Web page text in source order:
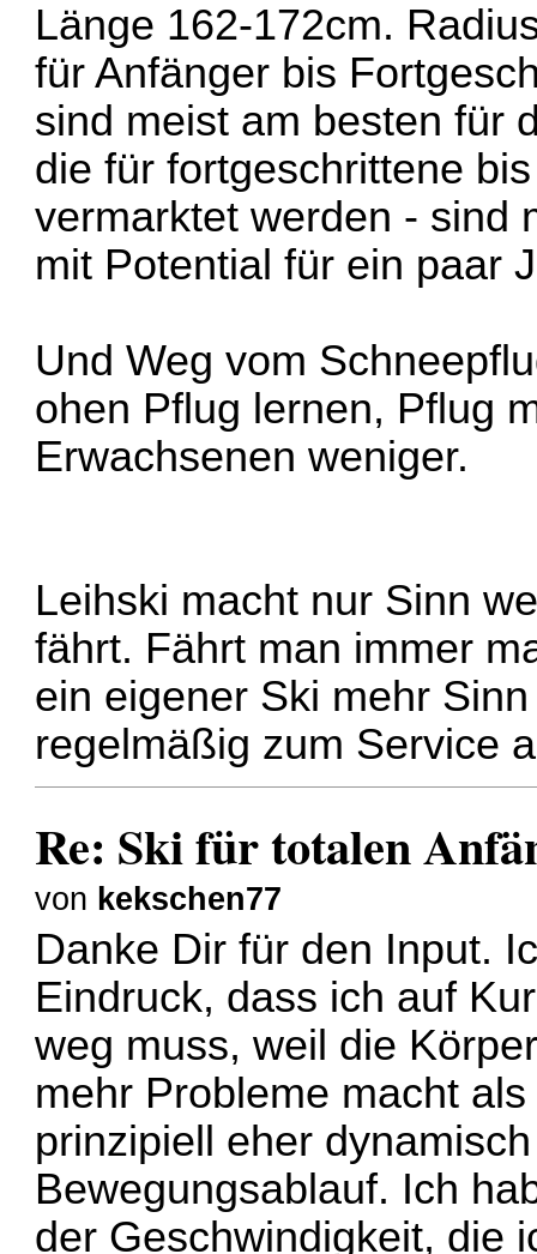
Länge 162-172cm.
für Anfänger bis
sind meist am besten für
die für fortgeschrittene
vermarktet werden - sind
mit Potential für ein paar
Und Weg vom
ohen Pflug lernen, Pflug
Erwachsenen weniger.
Leihski macht nur Sinn
fährt. Fährt man immer
ein eigener Ski mehr
regelmäßig zum Service
Re: Ski für totalen
von kekschen77
Danke Dir für den Input.
Eindruck, dass ich auf
weg muss, weil die
mehr Probleme macht
prinzipiell eher
Bewegungsablauf. Ich
der Geschwindigkeit, die